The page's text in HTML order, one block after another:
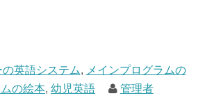
英語システム, メインプログラムの
の絵本, 幼児英語 管理者